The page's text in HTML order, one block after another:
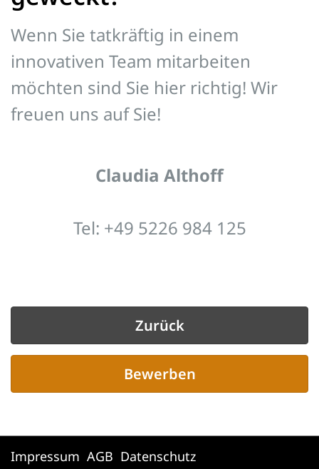
Wenn Sie tatkräftig in einem
innovativen Team mitarbeiten
möchten sind Sie hier richtig! Wir
freuen uns auf Sie!
Claudia Althoff
Tel: +49 5226 984 125
Zurück
Bewerben
Impressum AGB Datenschutz